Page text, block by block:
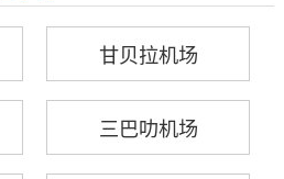
甘贝拉机场
三巴叻机场